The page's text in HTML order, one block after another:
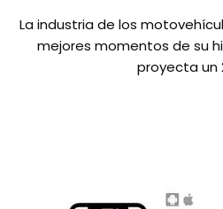
La industria de los
mejores momentos de su
proyecta un